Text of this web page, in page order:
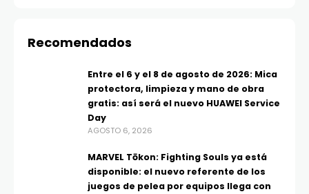
Recomendados
Entre el 6 y el 8 de agosto de 2026: Mica
protectora, limpieza y mano de obra
gratis: así será el nuevo HUAWEI Service
Day
AGOSTO 6, 2026
MARVEL Tōkon: Fighting Souls ya está
disponible: el nuevo referente de los
juegos de pelea por equipos llega con